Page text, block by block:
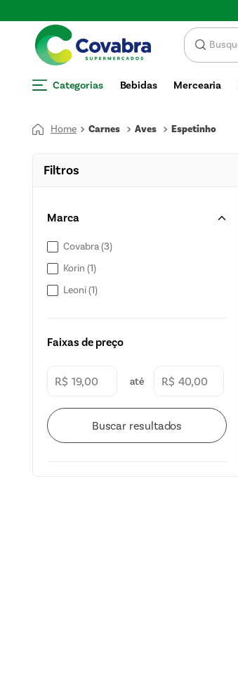
Categorias Bebidas Mercearia
Carnes Aves Espetinho
Filtros
Marca
Covabra (3)
Korin (1)
Leoni (1)
Faixas de preço
R$ R$